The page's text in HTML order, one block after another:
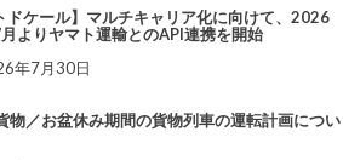
ドケール】マルチキャリア化に向けて、2026
よりヤマト運輸とのAPI連携を開始
年7月30日
物／お盆休み期間の貨物列車の運転計画につい